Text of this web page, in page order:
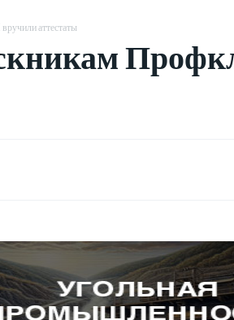
аттестаты